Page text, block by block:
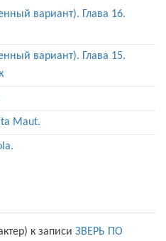
вариант). Глава 16.
вариант). Глава 15.
Maut.
к записи ЗВЕРЬ ПО